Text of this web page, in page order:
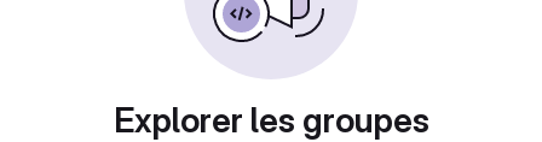
Explorer les groupes